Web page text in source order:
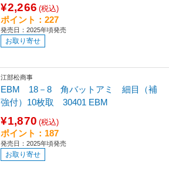
¥2,266 (税込)
ポイント：227
発売日：2025年頃発売
お取り寄せ
江部松商事
EBM 18－8 角バットアミ 細目（補
強付）10枚取 30401 EBM
¥1,870 (税込)
ポイント：187
発売日：2025年頃発売
お取り寄せ